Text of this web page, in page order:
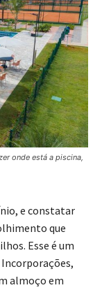
onde está a piscina,
e constatar
que
Esse é um
almoço em